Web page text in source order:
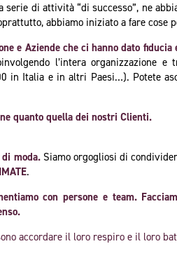
serie di attività “di successo”, ne
abbiamo iniziato a fare cose
e Aziende che ci hanno dato
l’intera organizzazione
in Italia e in altri Paesi…). Potete
quanto quella dei nostri Clienti.
moda. Siamo orgogliosi di
.
con persone e team.
accordare il loro respiro e il loro